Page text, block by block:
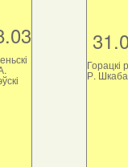
Горацкі
Р.